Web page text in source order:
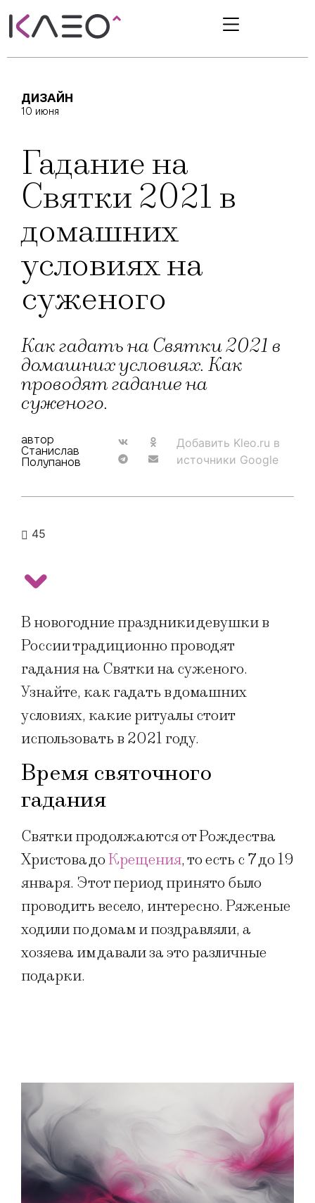
ДИЗАЙН
10 июня
Гадание на
Святки 2021 в
домашних
условиях на
суженого
Как гадать на Святки 2021 в
домашних условиях. Как
проводят гадание на
суженого.
автор
Станислав
Полупанов
Добавить Kleo.ru в
источники Google
45
В новогодние праздники девушки в
России традиционно проводят
гадания на Святки на суженого.
Узнайте, как гадать в домашних
условиях, какие ритуалы стоит
использовать в 2021 году.
Время святочного
гадания
Святки продолжаются от Рождества
Христова доКрещения, то есть с 7 до 19
января. Этот период принято было
проводить весело, интересно. Ряженые
ходили по домам и поздравляли, а
хозяева им давали за это различные
подарки.